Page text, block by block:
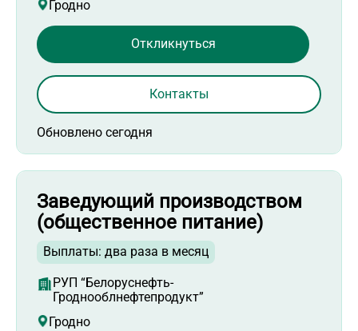
Гродно
Обновлено сегодня
Откликнуться
Контакты
Заведующий производством
(общественное питание)
Выплаты: два раза в месяц
РУП “Белоруснефть-
Гроднооблнефтепродукт”
Гродно